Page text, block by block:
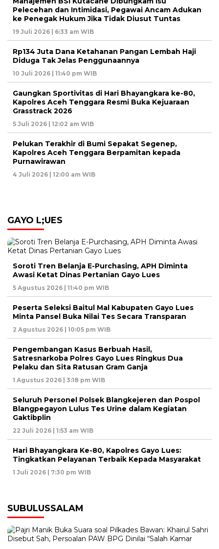
Pelecehan dan Intimidasi, Pegawai Ancam Adukan
ke Penegak Hukum Jika Tidak Diusut Tuntas
19 Juli 2026 | 6:33 am WIB
Rp134 Juta Dana Ketahanan Pangan Lembah Haji
Diduga Tak Jelas Penggunaannya
10 Juli 2026 | 11:40 pm WIB
Gaungkan Sportivitas di Hari Bhayangkara ke-80,
Kapolres Aceh Tenggara Resmi Buka Kejuaraan
Grasstrack 2026
5 Juli 2026 | 12:02 am WIB
Pelukan Terakhir di Bumi Sepakat Segenep,
Kapolres Aceh Tenggara Berpamitan kepada
Purnawirawan
4 Juli 2026 | 12:00 am WIB
GAYO L;UES
Soroti Tren Belanja E-Purchasing, APH Diminta
Awasi Ketat Dinas Pertanian Gayo Lues
5 Agustus 2026 | 11:40 pm WIB
Peserta Seleksi Baitul Mal Kabupaten Gayo Lues
Minta Pansel Buka Nilai Tes Secara Transparan
2 Agustus 2026 | 10:05 pm WIB
Pengembangan Kasus Berbuah Hasil,
Satresnarkoba Polres Gayo Lues Ringkus Dua
Pelaku dan Sita Ratusan Gram Ganja
1 Agustus 2026 | 3:18 pm WIB
Seluruh Personel Polsek Blangkejeren dan Pospol
Blangpegayon Lulus Tes Urine dalam Kegiatan
Gaktibplin
22 Juli 2026 | 1:53 am WIB
Hari Bhayangkara Ke-80, Kapolres Gayo Lues:
Tingkatkan Pelayanan Terbaik Kepada Masyarakat
1 Juli 2026 | 7:30 pm WIB
SUBULUSSALAM